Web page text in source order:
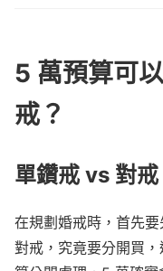
5 萬預算可
戒？
單鑽戒 vs 對
在規劃婚戒時，首先
對戒，究竟要分開買